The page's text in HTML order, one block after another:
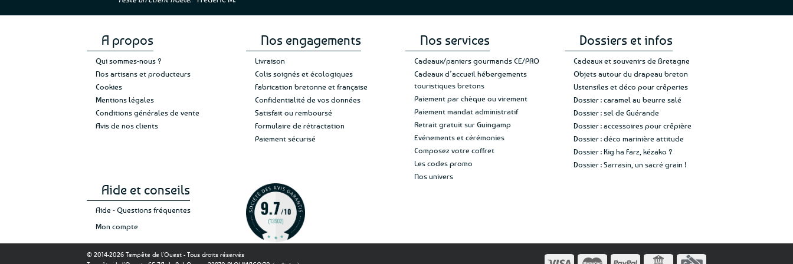
A propos
Qui sommes-nous ?
Nos artisans et producteurs
Cookies
Mentions légales
Conditions générales de vente
Avis de nos clients
Nos engagements
Livraison
Colis soignés et écologiques
Fabrication bretonne et française
Confidentialité de vos données
Satisfait ou remboursé
Formulaire de rétractation
Paiement sécurisé
Nos services
Cadeaux/paniers gourmands CE/PRO
Cadeaux d’accueil hébergements
touristiques bretons
Paiement par chèque ou virement
Paiement mandat administratif
Retrait gratuit sur Guingamp
Evénements et cérémonies
Composez votre coffret
Les codes promo
Nos univers
Dossiers et infos
Cadeaux et souvenirs de Bretagne
Objets autour du drapeau breton
Ustensiles et déco pour crêperies
Dossier : caramel au beurre salé
Dossier : sel de Guérande
Dossier : accessoires pour crêpière
Dossier : déco marinière attitude
Dossier : Kig ha Farz, kézako ?
Dossier : Sarrasin, un sacré grain !
Aide et conseils
Aide - Questions fréquentes
Mon compte
© 2014-2026 Tempête de l'Ouest - Tous droits réservés